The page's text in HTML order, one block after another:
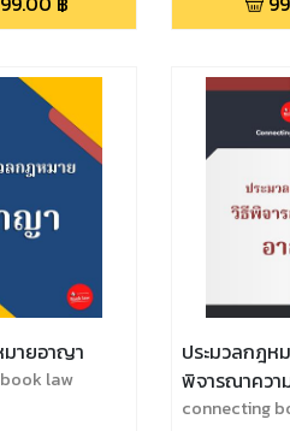
มายอาญา
law
ประมวลกฎห
พิจารณาคว
ล่าสุด
connecting